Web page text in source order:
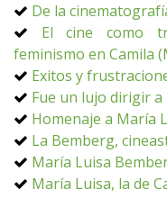
De la
El cine como
feminismo en Camila
Exitos y
Fue un lujo dirigir
Homenaje a María
La Bemberg,
María Luisa
María Luisa, la de